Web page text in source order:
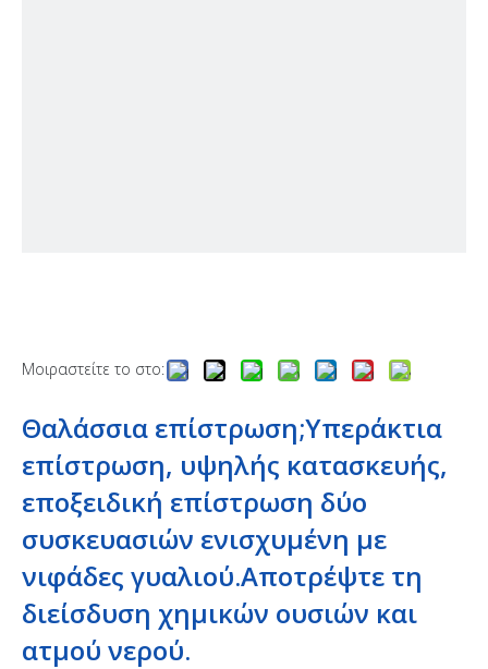
Μοιραστείτε το στο:
Θαλάσσια επίστρωση;Υπεράκτια
επίστρωση, υψηλής κατασκευής,
εποξειδική επίστρωση δύο
συσκευασιών ενισχυμένη με
νιφάδες γυαλιού.Αποτρέψτε τη
διείσδυση χημικών ουσιών και
ατμού νερού.